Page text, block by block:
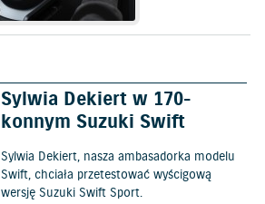
Sylwia Dekiert w 170-
konnym Suzuki Swift
Sylwia Dekiert, nasza ambasadorka modelu
Swift, chciała przetestować wyścigową
wersję Suzuki Swift Sport.